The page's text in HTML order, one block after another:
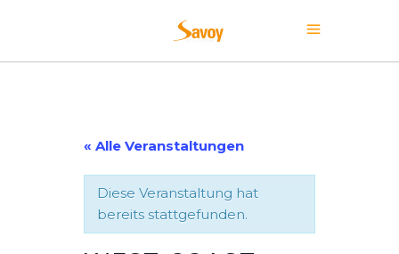
« Alle Veranstaltungen
Diese Veranstaltung hat
bereits stattgefunden.